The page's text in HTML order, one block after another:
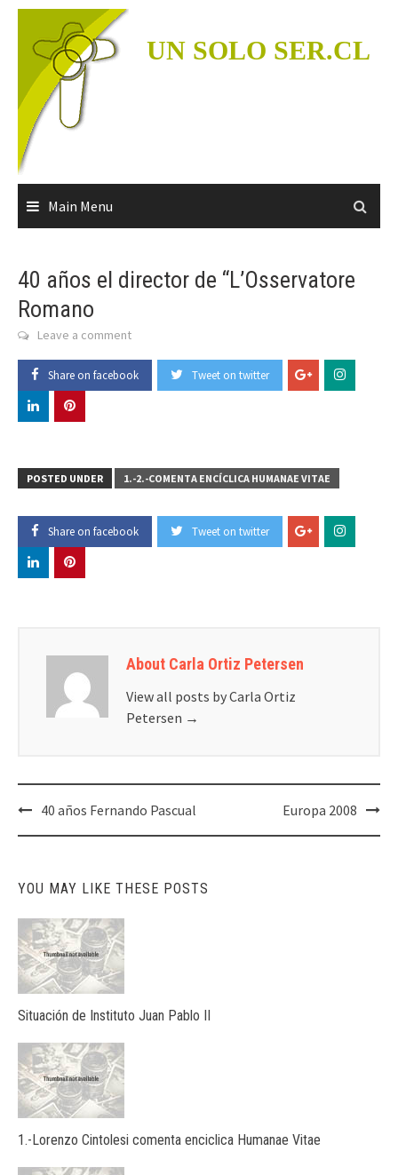
Skip
content
UN SOLO SER.CL
Main Menu
40 años el director de “L’Osservatore
Romano
Leave a comment
Share on facebook Tweet on twitter
POSTED UNDER 1.-2.-COMENTA ENCÍCLICA HUMANAE VITAE
Share on facebook Tweet on twitter
About Carla Ortiz Petersen
View all posts by Carla Ortiz
Petersen →
Post
navigation
40 años Fernando Pascual Europa 2008
YOU MAY LIKE THESE POSTS
Situación de Instituto Juan Pablo II
1.-Lorenzo Cintolesi comenta enciclica Humanae Vitae